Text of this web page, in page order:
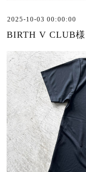
2025-10-03 00:00:00
BIRTH V CLUB